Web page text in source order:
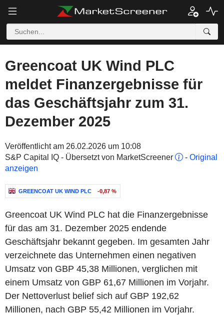
Greencoat UK Wind PLC
meldet Finanzergebnisse für
das Geschäftsjahr zum 31.
Dezember 2025
Veröffentlicht am 26.02.2026 um 10:08
S&P Capital IQ - Übersetzt von MarketScreener
- Original
anzeigen
GREENCOAT UK WIND PLC -0,87 %
Greencoat UK Wind PLC hat die Finanzergebnisse
für das am 31. Dezember 2025 endende
Geschäftsjahr bekannt gegeben. Im gesamten Jahr
verzeichnete das Unternehmen einen negativen
Umsatz von GBP 45,38 Millionen, verglichen mit
einem Umsatz von GBP 61,67 Millionen im Vorjahr.
Der Nettoverlust belief sich auf GBP 192,62
Millionen, nach GBP 55,42 Millionen im Vorjahr.